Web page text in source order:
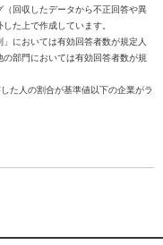
回収したデータから不正回答や異
た上で作成しています。
においては有効回答者数が規定人
部門においては有効回答者数が規
た人の割合が基準値以下の企業がラ